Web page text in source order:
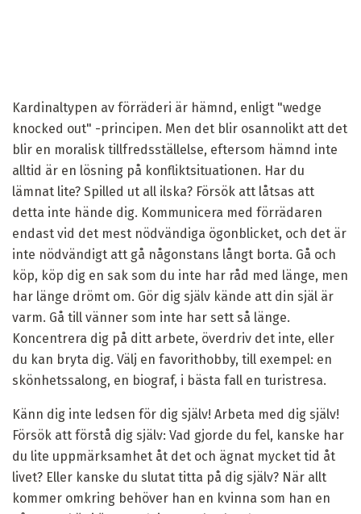
Kardinaltypen av förräderi är hämnd, enligt "wedge
knocked out" -principen. Men det blir osannolikt att det
blir en moralisk tillfredsställelse, eftersom hämnd inte
alltid är en lösning på konfliktsituationen. Har du
lämnat lite? Spilled ut all ilska? Försök att låtsas att
detta inte hände dig. Kommunicera med förrädaren
endast vid det mest nödvändiga ögonblicket, och det är
inte nödvändigt att gå någonstans långt borta. Gå och
köp, köp dig en sak som du inte har råd med länge, men
har länge drömt om. Gör dig själv kände att din själ är
varm. Gå till vänner som inte har sett så länge.
Koncentrera dig på ditt arbete, överdriv det inte, eller
du kan bryta dig. Välj en favorithobby, till exempel: en
skönhetssalong, en biograf, i bästa fall en turistresa.
Känn dig inte ledsen för dig själv! Arbeta med dig själv!
Försök att förstå dig själv: Vad gjorde du fel, kanske har
du lite uppmärksamhet åt det och ägnat mycket tid åt
livet? Eller kanske du slutat titta på dig själv? När allt
kommer omkring behöver han en kvinna som han en